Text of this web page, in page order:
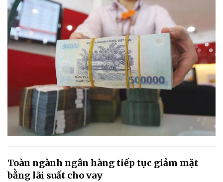
Toàn ngành ngân hàng tiếp tục giảm mặt
bằng lãi suất cho vay